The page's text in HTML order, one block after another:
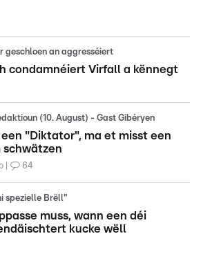
geschloen an aggresséiert
condamnéiert Virfall a kënnegt
(10. August) - Gast Gibéryen
een "Diktator", ma et misst een
schwätzen
64
spezielle Brëll"
muss, wann een déi
kucke wëll